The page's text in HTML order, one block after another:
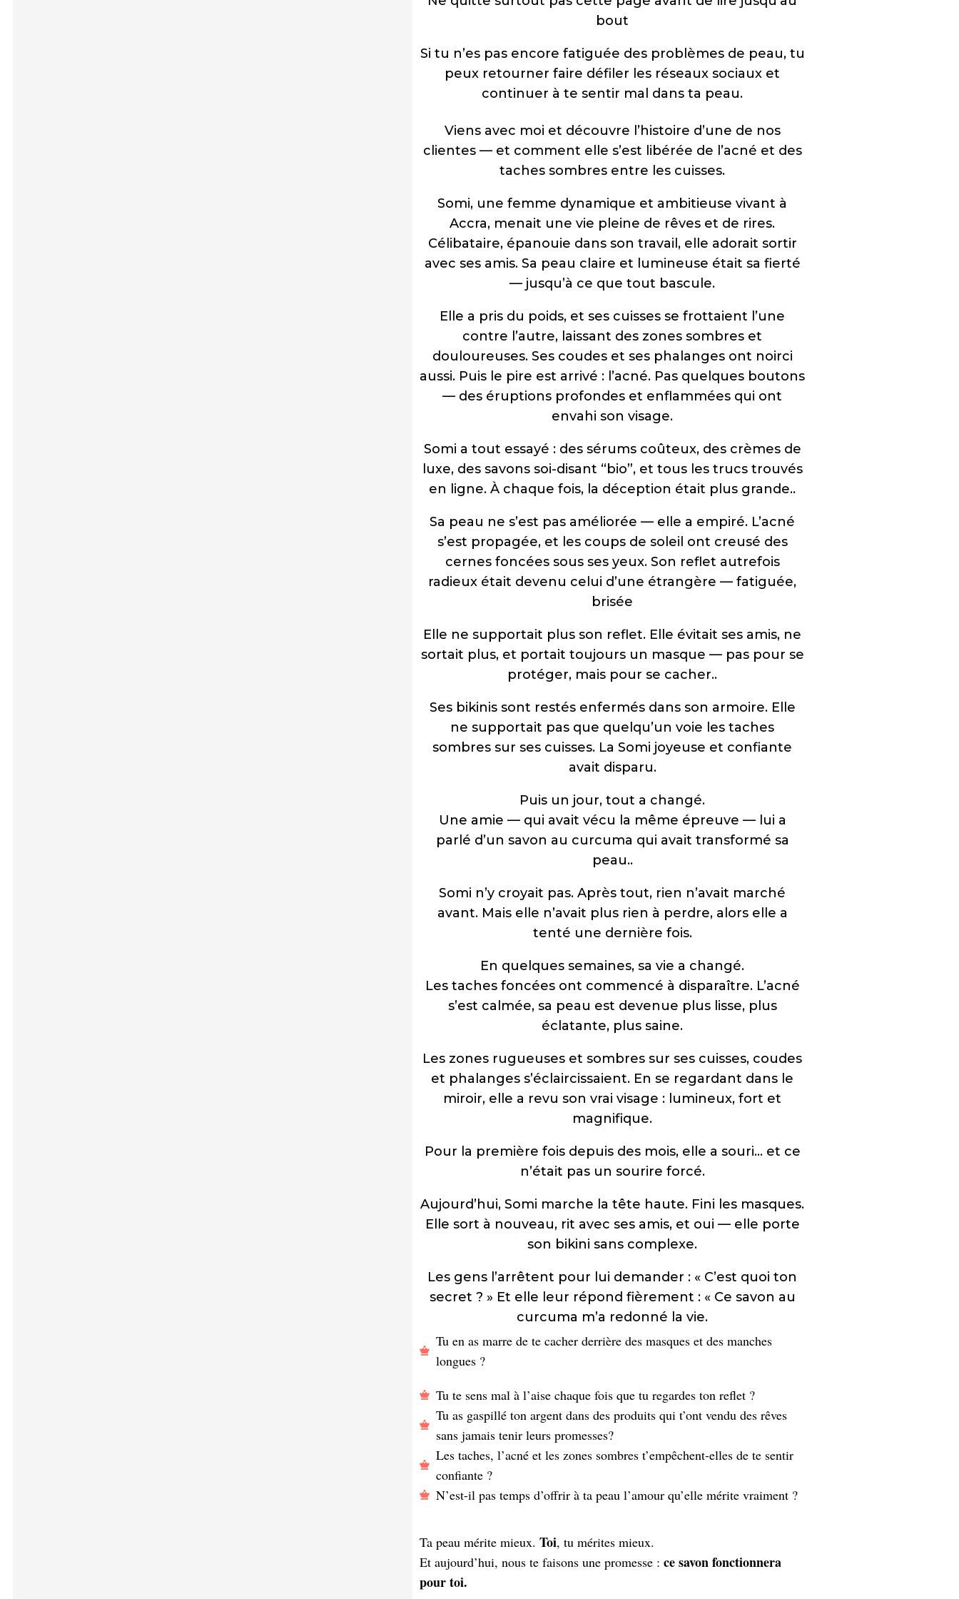
bout
Si tu n’es pas encore fatiguée des problèmes de peau, tu
peux retourner faire défiler les réseaux sociaux et
continuer à te sentir mal dans ta peau.
Viens avec moi et découvre l’histoire d’une de nos
clientes — et comment elle s’est libérée de l’acné et des
taches sombres entre les cuisses.
Somi, une femme dynamique et ambitieuse vivant à
Accra, menait une vie pleine de rêves et de rires.
Célibataire, épanouie dans son travail, elle adorait sortir
avec ses amis. Sa peau claire et lumineuse était sa fierté
— jusqu’à ce que tout bascule.
Elle a pris du poids, et ses cuisses se frottaient l’une
contre l’autre, laissant des zones sombres et
douloureuses. Ses coudes et ses phalanges ont noirci
aussi. Puis le pire est arrivé : l’acné. Pas quelques boutons
— des éruptions profondes et enflammées qui ont
envahi son visage.
Somi a tout essayé : des sérums coûteux, des crèmes de
luxe, des savons soi-disant “bio”, et tous les trucs trouvés
en ligne. À chaque fois, la déception était plus grande..
Sa peau ne s’est pas améliorée — elle a empiré. L’acné
s’est propagée, et les coups de soleil ont creusé des
cernes foncées sous ses yeux. Son reflet autrefois
radieux était devenu celui d’une étrangère — fatiguée,
brisée
Elle ne supportait plus son reflet. Elle évitait ses amis, ne
sortait plus, et portait toujours un masque — pas pour se
protéger, mais pour se cacher..
Ses bikinis sont restés enfermés dans son armoire. Elle
ne supportait pas que quelqu’un voie les taches
sombres sur ses cuisses. La Somi joyeuse et confiante
avait disparu.
Puis un jour, tout a changé.
Une amie — qui avait vécu la même épreuve — lui a
parlé d’un savon au curcuma qui avait transformé sa
peau..
Somi n’y croyait pas. Après tout, rien n’avait marché
avant. Mais elle n’avait plus rien à perdre, alors elle a
tenté une dernière fois.
En quelques semaines, sa vie a changé.
Les taches foncées ont commencé à disparaître. L’acné
s’est calmée, sa peau est devenue plus lisse, plus
éclatante, plus saine.
Les zones rugueuses et sombres sur ses cuisses, coudes
et phalanges s’éclaircissaient. En se regardant dans le
miroir, elle a revu son vrai visage : lumineux, fort et
magnifique.
Pour la première fois depuis des mois, elle a souri… et ce
n’était pas un sourire forcé.
Aujourd’hui, Somi marche la tête haute. Fini les masques.
Elle sort à nouveau, rit avec ses amis, et oui — elle porte
son bikini sans complexe.
Les gens l’arrêtent pour lui demander : « C’est quoi ton
secret ? » Et elle leur répond fièrement : « Ce savon au
curcuma m’a redonné la vie.
Tu en as marre de te cacher derrière des masques et des manches
longues ?
Tu te sens mal à l’aise chaque fois que tu regardes ton reflet ?
Tu as gaspillé ton argent dans des produits qui t’ont vendu des rêves
sans jamais tenir leurs promesses?
Les taches, l’acné et les zones sombres t’empêchent-elles de te sentir
confiante ?
N’est-il pas temps d’offrir à ta peau l’amour qu’elle mérite vraiment ?
Ta peau mérite mieux. Toi, tu mérites mieux.
Et aujourd’hui, nous te faisons une promesse : ce savon fonctionnera
pour toi.